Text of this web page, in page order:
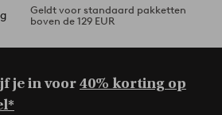
Geldt voor standaard pakketten
boven de 129 EUR
je in voor40% korting op